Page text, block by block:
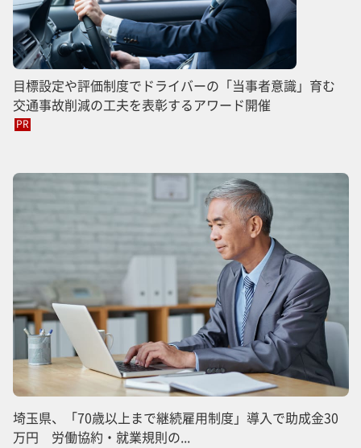
目標設定や評価制度でドライバーの「当事者意識」育む
交通事故削減の工夫を表彰するアワード開催
PR
埼玉県、「70歳以上まで継続雇用制度」導入で助成金30
万円 労働協約・就業規則の...